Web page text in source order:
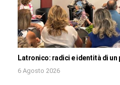
Latronico: radici e identità di un
6 Agosto 2026